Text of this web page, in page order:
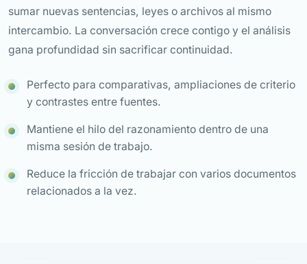
sumar nuevas sentencias, leyes o archivos al mismo
intercambio. La conversación crece contigo y el análisis
gana profundidad sin sacrificar continuidad.
Perfecto para comparativas, ampliaciones de criterio
y contrastes entre fuentes.
Mantiene el hilo del razonamiento dentro de una
misma sesión de trabajo.
Reduce la fricción de trabajar con varios documentos
relacionados a la vez.